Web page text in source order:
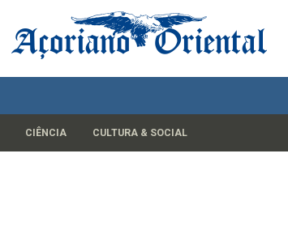
CIÊNCIA CULTURA & SOCIAL